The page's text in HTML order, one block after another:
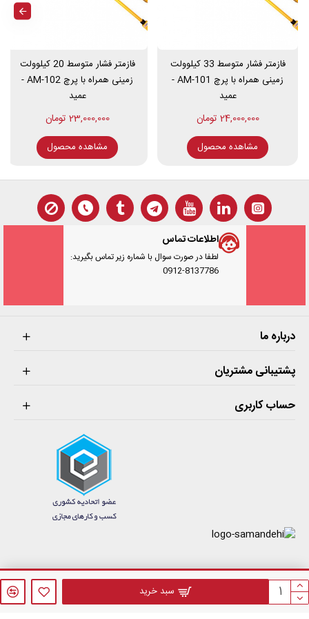
سبد خرید
می باشد.
فازمتر فشار متوسط 33 کیلوولت
زمینی همراه با پرچ AM-101 -
عمید
24,000,000 تومان
مشاهده محصول
فازمتر فشار متوسط 20 کیلوولت
زمینی همراه با پرچ AM-102 -
عمید
23,000,000 تومان
مشاهده محصول
اطلاعات تماس
لطفا در صورت سوال با شماره زیر تماس بگیرید:
0912-8137786
درباره ما
پشتیبانی مشتریان
حساب کاربری
فروشگاه اینترنتی فازنول © 1405 . کلیه حقوق مادی و معنوی این سایت محفوظ می‌باشد.
طراحی سایت فروشگاهیتوسط